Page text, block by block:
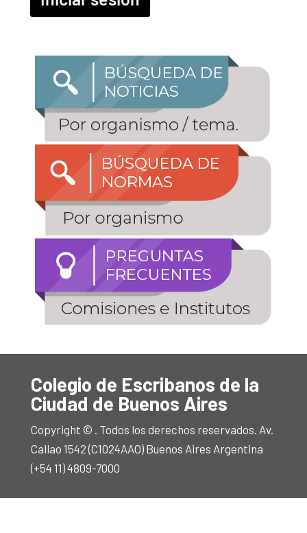
Colegio de Escribanos de la
Ciudad de Buenos Aires
Copyright © . Todos los derechos reservados. Av.
Callao 1542 (C1024AAO) Buenos Aires Argentina
(+54 11) 4809-7000